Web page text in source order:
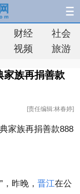
财经
社会
视频 旅游
家族再捐善款
[责任编辑:林春婷]
昨晚， 晋江在公